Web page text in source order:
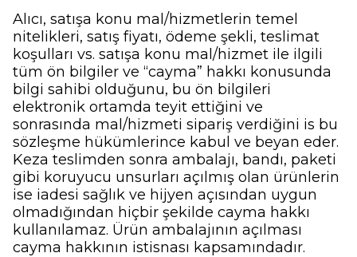
Alıcı, satışa konu mal/hizmetlerin temel
nitelikleri, satış fiyatı, ödeme şekli, teslimat
koşulları vs. satışa konu mal/hizmet ile ilgili
tüm ön bilgiler ve “cayma” hakkı konusunda
bilgi sahibi olduğunu, bu ön bilgileri
elektronik ortamda teyit ettiğini ve
sonrasında mal/hizmeti sipariş verdiğini is bu
sözleşme hükümlerince kabul ve beyan eder.
Keza teslimden sonra ambalajı, bandı, paketi
gibi koruyucu unsurları açılmış olan ürünlerin
ise iadesi sağlık ve hijyen açısından uygun
olmadığından hiçbir şekilde cayma hakkı
kullanılamaz. Ürün ambalajının açılması
cayma hakkının istisnası kapsamındadır.